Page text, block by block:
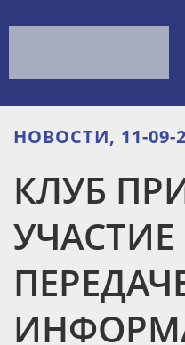
НОВОСТИ, 11-09-
КЛУБ
УЧАСТИЕ